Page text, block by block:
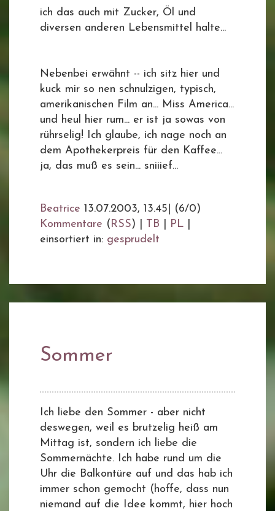
ich das auch mit Zucker, Öl und
diversen anderen Lebensmittel halte...
Nebenbei erwähnt -- ich sitz hier und
kuck mir so nen schnulzigen, typisch,
amerikanischen Film an... Miss America...
und heul hier rum... er ist ja sowas von
rührselig! Ich glaube, ich nage noch an
dem Apothekerpreis für den Kaffee...
ja, das muß es sein... sniiief...
Beatrice 13.07.2003, 13.45
(6/0)
Kommentare ( RSS) | TB PL
einsortiert in: gesprudelt
Sommer
Ich liebe den Sommer - aber nicht
deswegen, weil es brutzelig heiß am
Mittag ist, sondern ich liebe die
Sommernächte. Ich habe rund um die
Uhr die Balkontüre auf und das hab ich
immer schon gemocht (hoffe, dass nun
niemand auf die Idee kommt, hier hoch